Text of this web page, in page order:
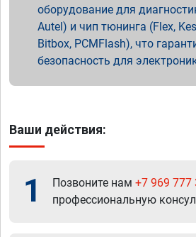
оборудование для
Autel) и чип тюнинга (Flex,
Bitbox, PCMFlash), что
безопасность для
Ваши действия:
1 Позвоните нам +7 969 777
профессиональную